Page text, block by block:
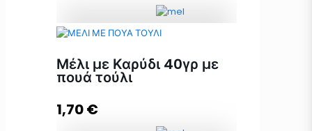
Μελεκούνι ποσότητα
Προσθήκη στο καλάθι
Μέλι με Καρύδι 40γρ με
πουά τούλι
1,70€